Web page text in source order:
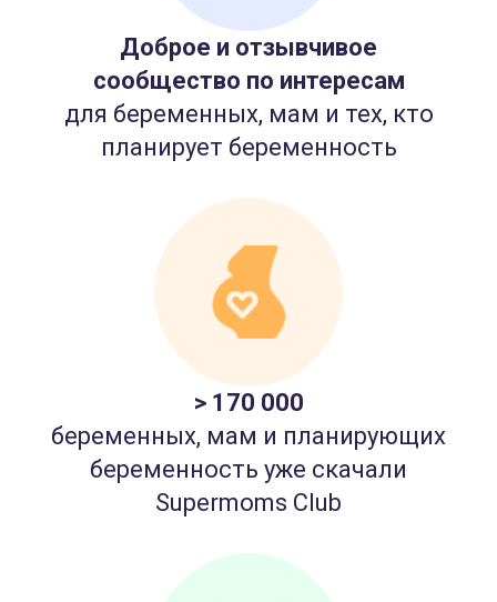
Доброе и отзывчивое
сообщество по интересам
для беременных, мам и тех, кто
планирует беременность
> 170 000
беременных, мам и планирующих
беременность уже скачали
Supermoms Club